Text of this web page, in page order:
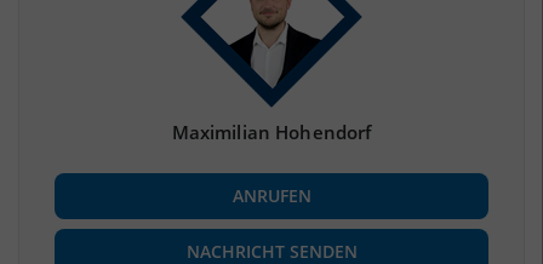
(Landkreis / Kreisfreie Stadt)
BESCHÄFTIGUNG
Beschäftigte
(Landkreis / Kreisfreie Stadt)
81.720
Maximilian Hohendorf
ANRUFEN
NACHRICHT SENDEN